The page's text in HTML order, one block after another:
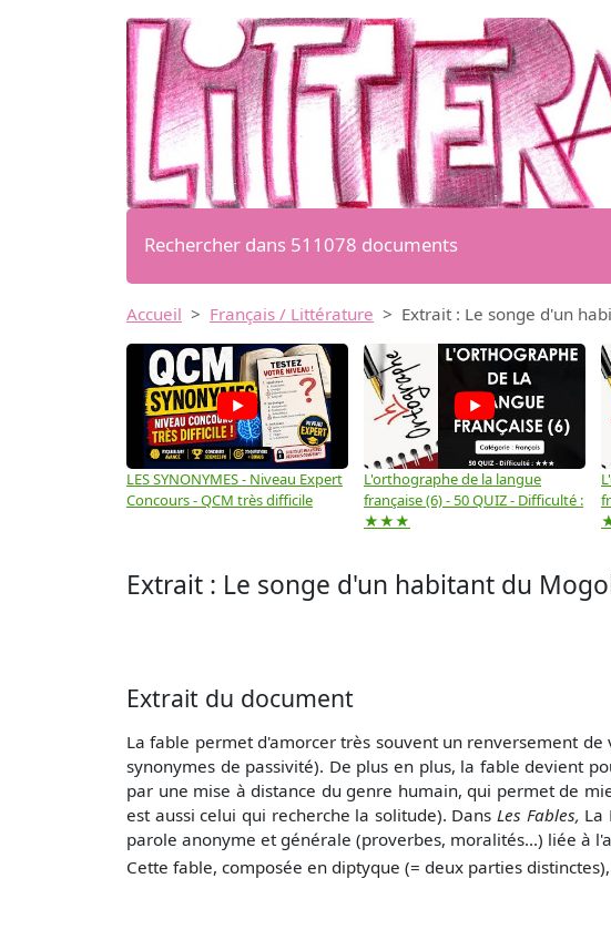
Rechercher dans 511078 documents
Accueil Français / Littérature Extrait : Le songe d'un
LES SYNONYMES - Niveau Expert
Concours - QCM très difficile
L'orthographe de la langue
française (6) - 50 QUIZ - Difficulté :
★★★
Extrait : Le songe d'un habitant du
Extrait du document
La fable permet d'amorcer très souvent un renversement
syno­nymes de passivité). De plus en plus, la fable devient
par une mise à distance du genre humain, qui permet de
est aussi celui qui recherche la solitude). Dans Les Fables, La
parole anonyme et géné­rale (proverbes, moralités...) liée à
Cette fable, composée en diptyque (= deux parties